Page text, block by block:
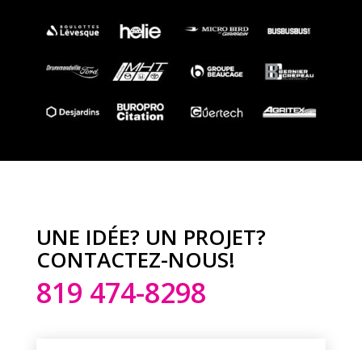
UNE IDÉE? UN PROJET?
CONTACTEZ-NOUS!
819 474-8298